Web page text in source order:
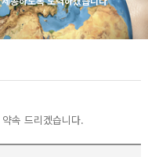
속 드리겠습니다.